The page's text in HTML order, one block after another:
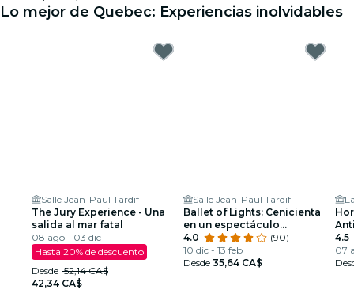
Lo mejor de Quebec: Experiencias inolvidables
Salle Jean-Paul Tardif
The Jury Experience - Una
salida al mar fatal
08 ago - 03 dic
Hasta 20% de descuento
Desde 52,14 CA$
42,34 CA$
Salle Jean-Paul Tardif
Ballet of Lights: Cenicienta
en un espectáculo
deslumbrante
4.0
(90)
10 dic - 13 feb
Desde 35,64 CA$
4.5
07